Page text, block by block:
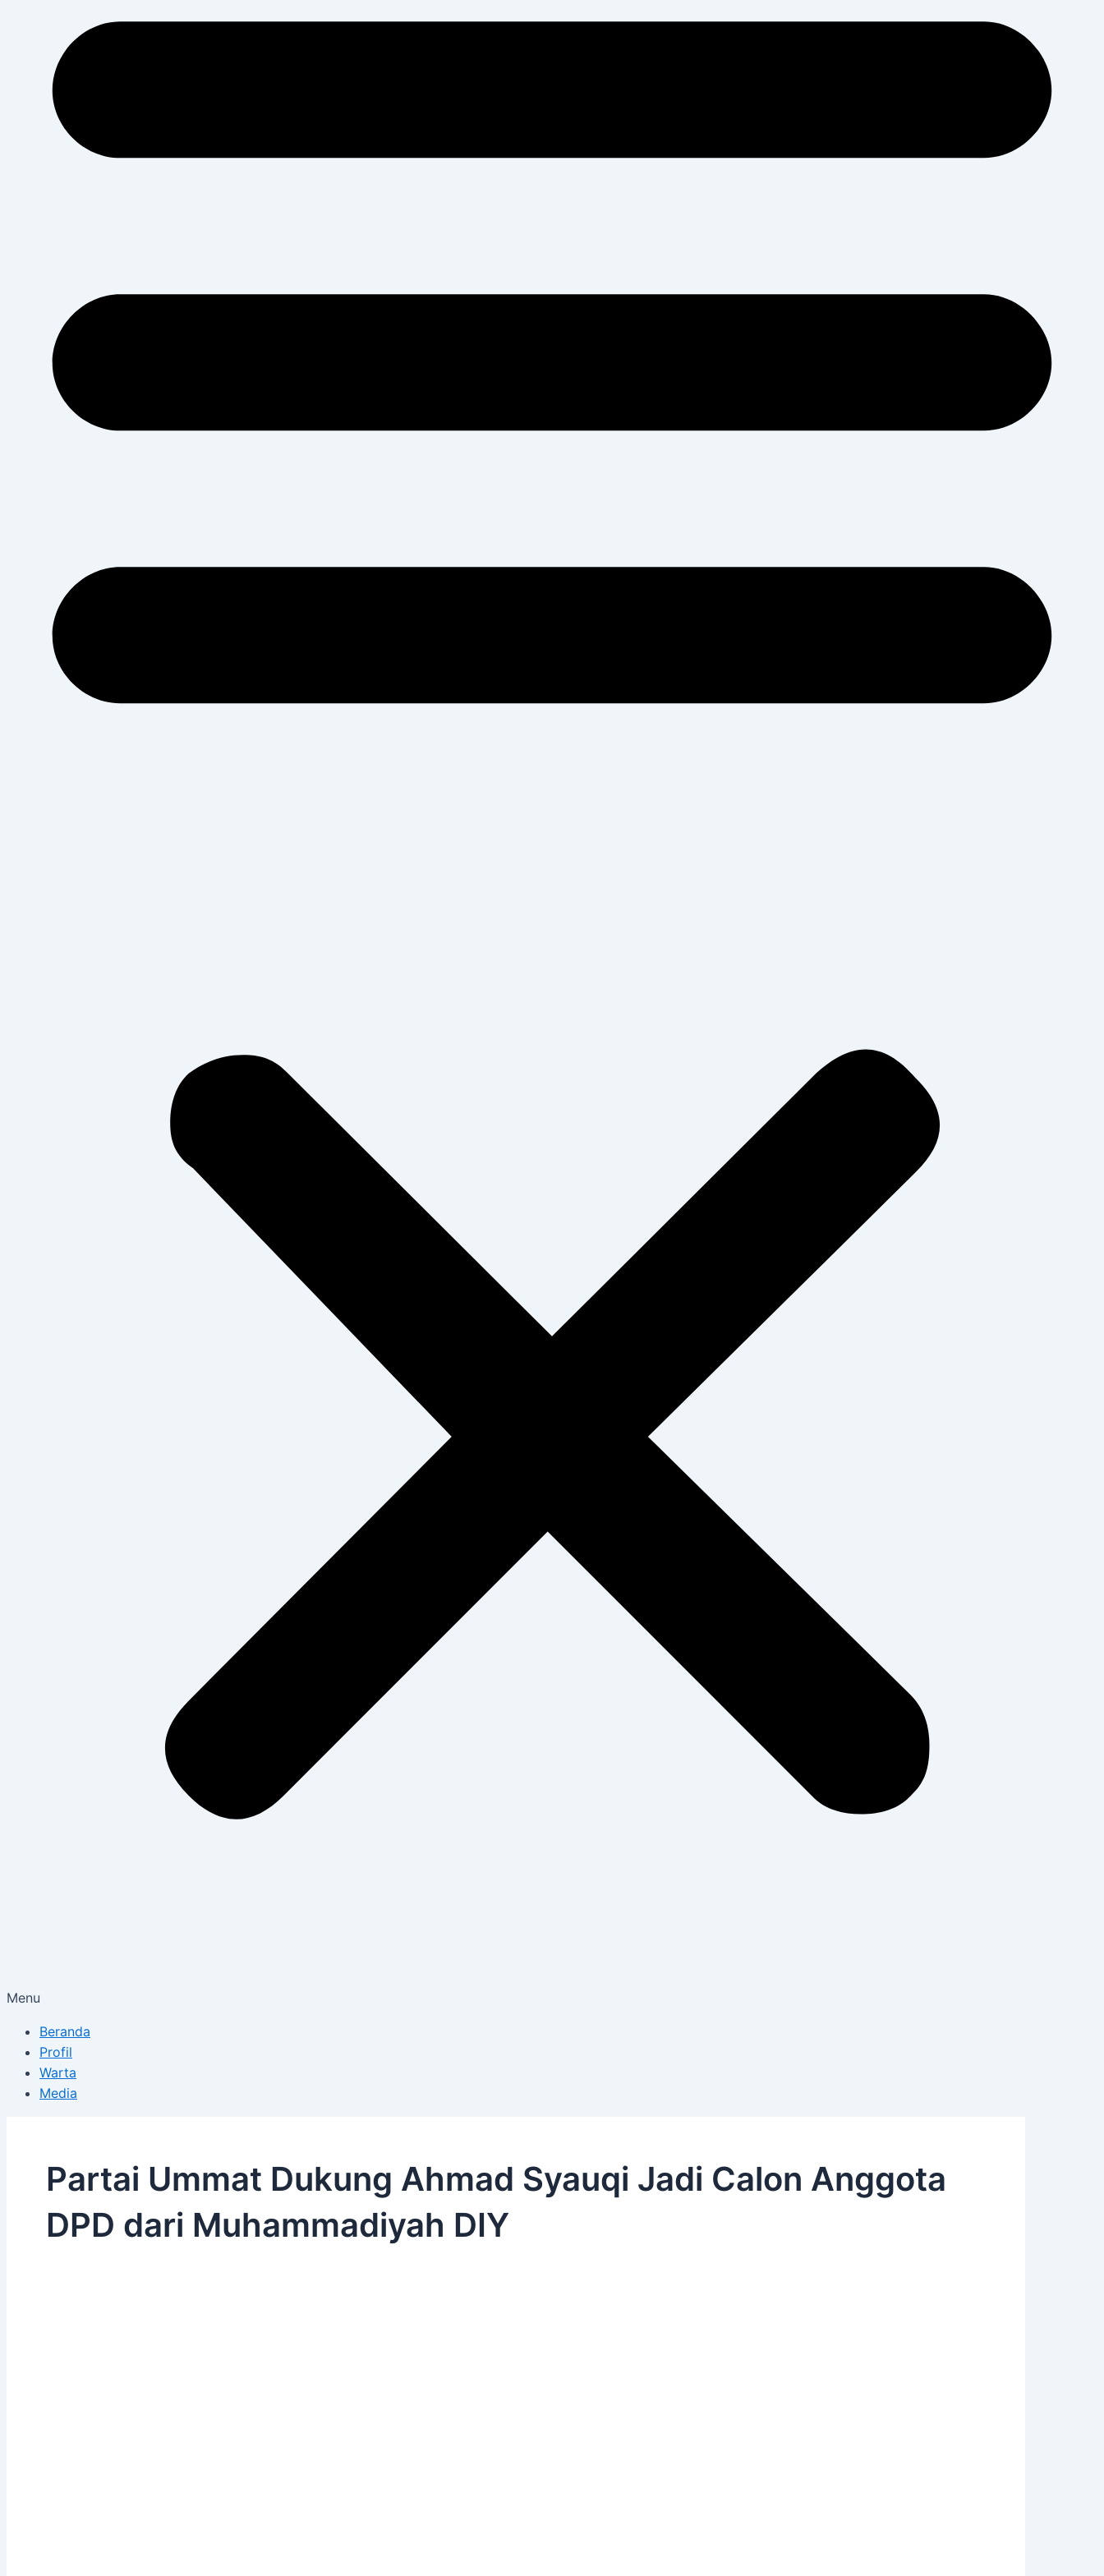
Menu
Beranda
Profil
Warta
Media
Partai Ummat Dukung Ahmad Syauqi Jadi Calon Anggota
DPD dari Muhammadiyah DIY